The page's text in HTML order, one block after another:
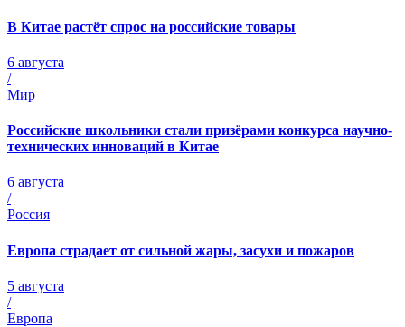
В Китае растёт спрос на российские товары
6 августа
/
Мир
Российские школьники стали призёрами конкурса научно-
технических инноваций в Китае
6 августа
/
Россия
Европа страдает от сильной жары, засухи и пожаров
5 августа
/
Европа